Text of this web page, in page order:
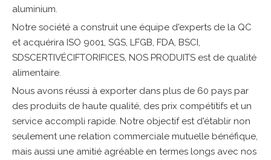
aluminium.
Notre société a construit une équipe d'experts de la QC
et acquérira ISO 9001, SGS, LFGB, FDA, BSCI,
SDSCERTIVÉCIFTORIFICES, NOS PRODUITS est de qualité
alimentaire.
Nous avons réussi à exporter dans plus de 60 pays par
des produits de haute qualité, des prix compétitifs et un
service accompli rapide. Notre objectif est d'établir non
seulement une relation commerciale mutuelle bénéfique,
mais aussi une amitié agréable en termes longs avec nos